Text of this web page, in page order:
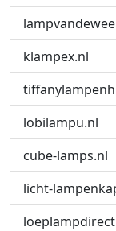
klampex.nl
lobilampu.nl
cube-lamps.nl
licht-